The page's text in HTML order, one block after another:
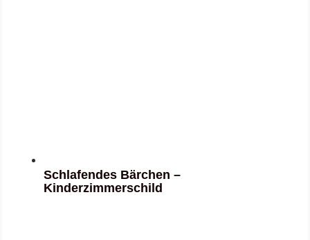
Schlafendes Bärchen –
Kinderzimmerschild